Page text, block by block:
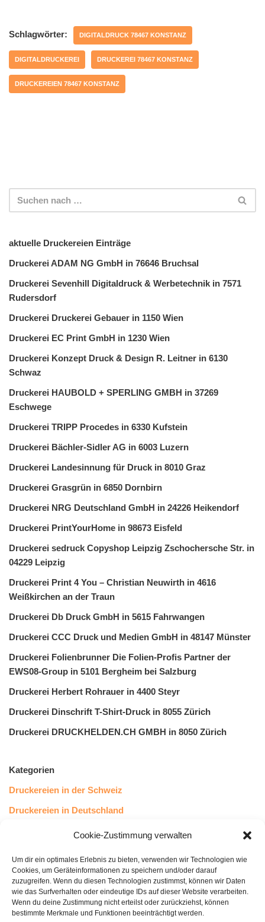
Cookie-Zustimmung verwalten
Um dir ein optimales Erlebnis zu bieten, verwenden wir Technologien wie
Cookies, um Geräteinformationen zu speichern und/oder darauf
zuzugreifen. Wenn du diesen Technologien zustimmst, können wir Daten
wie das Surfverhalten oder eindeutige IDs auf dieser Website verarbeiten.
Wenn du deine Zustimmung nicht erteilst oder zurückziehst, können
bestimmte Merkmale und Funktionen beeinträchtigt werden.
Schlagwörter: DIGITALDRUCK 78467 KONSTANZ
DIGITALDRUCKEREI DRUCKEREI 78467 KONSTANZ
DRUCKEREIEN 78467 KONSTANZ
aktuelle Druckereien Einträge
Druckerei ADAM NG GmbH in 76646 Bruchsal
Druckerei Sevenhill Digitaldruck & Werbetechnik in 7571
Rudersdorf
Druckerei Druckerei Gebauer in 1150 Wien
Druckerei EC Print GmbH in 1230 Wien
Druckerei Konzept Druck & Design R. Leitner in 6130
Schwaz
Druckerei HAUBOLD + SPERLING GMBH in 37269
Eschwege
Druckerei TRIPP Procedes in 6330 Kufstein
Druckerei Bächler-Sidler AG in 6003 Luzern
Druckerei Landesinnung für Druck in 8010 Graz
Druckerei Grasgrün in 6850 Dornbirn
Druckerei NRG Deutschland GmbH in 24226 Heikendorf
Druckerei PrintYourHome in 98673 Eisfeld
Druckerei sedruck Copyshop Leipzig Zschochersche Str. in
04229 Leipzig
Druckerei Print 4 You – Christian Neuwirth in 4616
Weißkirchen an der Traun
Druckerei Db Druck GmbH in 5615 Fahrwangen
Druckerei CCC Druck und Medien GmbH in 48147 Münster
Druckerei Folienbrunner Die Folien-Profis Partner der
EWS08-Group in 5101 Bergheim bei Salzburg
Druckerei Herbert Rohrauer in 4400 Steyr
Druckerei Dinschrift T-Shirt-Druck in 8055 Zürich
Druckerei DRUCKHELDEN.CH GMBH in 8050 Zürich
Kategorien
Druckereien in der Schweiz
Druckereien in Deutschland
Druckereien in Österreich
Kundenstimmen